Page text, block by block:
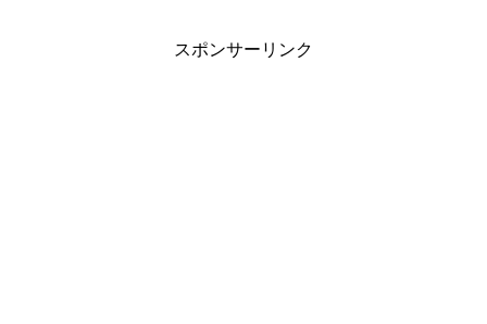
スポンサーリンク